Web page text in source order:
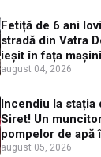
Fetiță de 6 ani
stradă din Vatra
ieșit în fața
august 04, 2026
Incendiu la stația
Siret! Un
pompelor de apă
alimenta cu
august 05, 2026